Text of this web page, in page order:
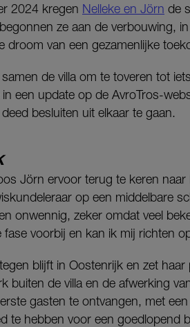
2024 kregen Nelleke en Jörn de
ze aan de verbouwing,
droom van een gezamenlijke
de villa om te toveren tot
in een update op de AvroTros-
besluiten uit elkaar te gaan.
Jörn ervoor terug te keren
op een middelbare
onwennig, zeker omdat veel
fase voorbij en kan ik mij richten
blijft in Oostenrijk en zet
buiten de villa en de afwerking
gasten te ontvangen, met
te hebben voor een goedlopend